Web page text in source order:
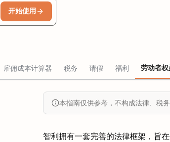
开始使用
雇佣成本计算器 税务 请假 福利 劳动者权
本指南仅供参考，不构成法律、税
智利拥有一套完善的法律框架，旨